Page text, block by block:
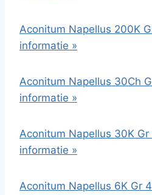
Aconitum Napellus 200K
informatie »
Aconitum Napellus 30Ch
informatie »
Aconitum Napellus 30K Gr
informatie »
Aconitum Napellus 6K Gr